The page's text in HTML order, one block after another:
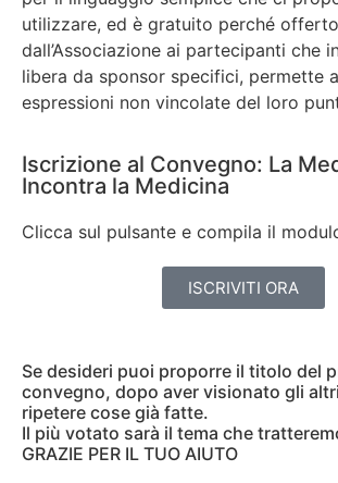
utilizzare, ed è gratuito perché offerto
dall’Associazione ai partecipanti che
libera da sponsor specifici, permette
espressioni non vincolate del loro
Iscrizione al Convegno: La
Incontra la Medicina
Clicca sul pulsante e compila il
ISCRIVITI ORA
Se desideri puoi proporre il titolo del
convegno, dopo aver visionato gli
ripetere cose già fatte.
Il più votato sarà il tema che
GRAZIE PER IL TUO AIUTO